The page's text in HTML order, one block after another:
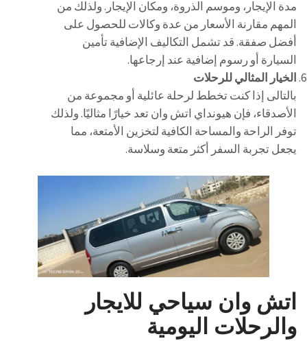
مدة الإيجار، وموسم الذروة، ومكان الإيجار. ولذلك من
المهم مقارنة الأسعار من عدة وكالات للحصول على
أفضل صفقة. قد تشمل التكاليف الإضافية تأمين
السيارة أو رسوم إضافية عند إرجاعها.
الخيار المثالي للرحلات
بالتالى إذا كنت تخطط لرحلة عائلية أو مجموعة من
الأصدقاء، فإن هيونداي اتش وان تعد خيارًا مثاليًا. ولذلك
توفر الراحة والمساحة الكافية لتخزين الأمتعة، مما
يجعل تجربة السفر أكثر متعة وسلاسة.
اتش وان سياحي للايجار
والرحلات اليومية